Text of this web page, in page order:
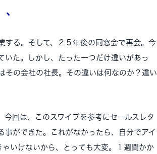
する。そして、２５年後の同窓会で再会。今
いた。しかし、たった一つだけ違いがあっ
その会社の社長。その違いは何なのか？違い
回は、このスワイプを参考にセールスレタ
ができた。これがなかったら、自分でアイ
いけないから、とっても大変。１週間かか